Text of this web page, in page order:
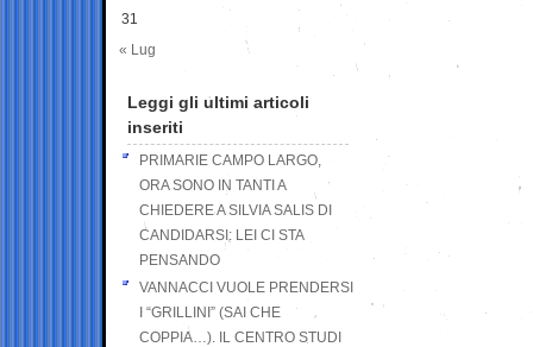
31
« Lug
Leggi gli ultimi articoli
inseriti
PRIMARIE CAMPO LARGO,
ORA SONO IN TANTI A
CHIEDERE A SILVIA SALIS DI
CANDIDARSI: LEI CI STA
PENSANDO
VANNACCI VUOLE PRENDERSI
I “GRILLINI” (SAI CHE
COPPIA…). IL CENTRO STUDI